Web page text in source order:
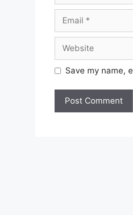
Email
Website
Save my name,